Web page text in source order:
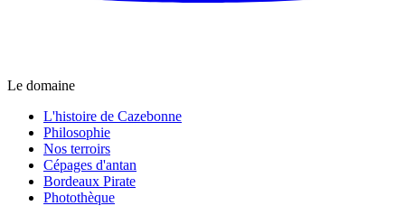
Le domaine
L'histoire de Cazebonne
Philosophie
Nos terroirs
Cépages d'antan
Bordeaux Pirate
Photothèque